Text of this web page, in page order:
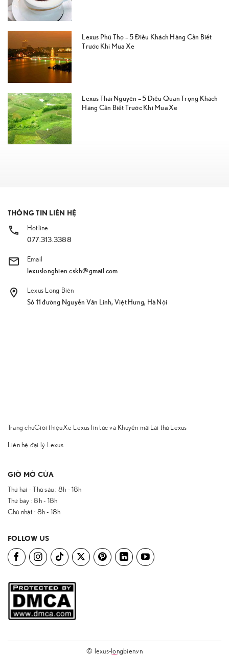
Lexus Phú Thọ – 5 Điều Khách Hàng Cần Biết
Trước Khi Mua Xe
Lexus Thái Nguyên – 5 Điều Quan Trọng Khách
Hàng Cần Biết Trước Khi Mua Xe
THÔNG TIN LIÊN HỆ
Hotline
077.313.3388
Email
lexuslongbien.cskh@gmail.com
Lexus Long Biên
Số 11 đường Nguyễn Văn Linh, Việt Hưng, Hà Nội
Trang chủGiới thiệuXe LexusTin tức và Khuyến mãi Lái thử Lexus
Liên hệ đại lý Lexus
GIỜ MỞ CỬA
Thứ hai - Thứ sáu : 8h - 18h
Thứ bảy : 8h - 18h
Chủ nhật : 8h - 18h
FOLLOW US
© lexus-longbien.vn